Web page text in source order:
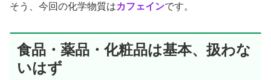
そう、今回の化学物質はカフェインです。
食品・薬品・化粧品は基本、扱わな
いはず